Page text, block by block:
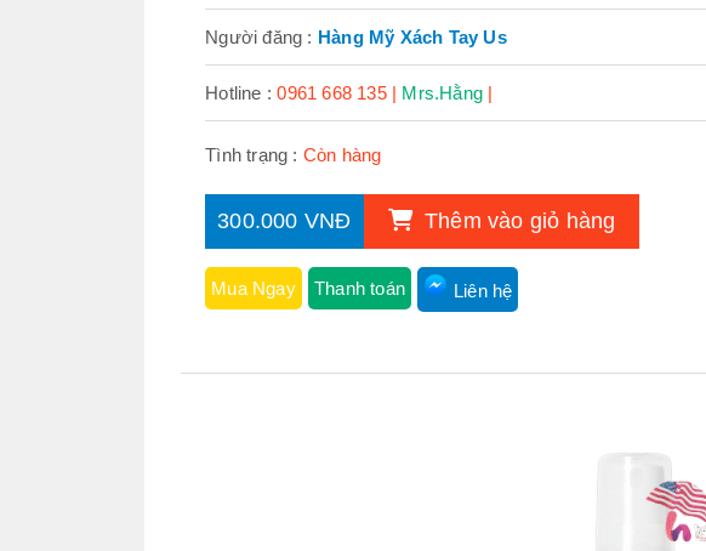
Người đăng : Hàng Mỹ Xách Tay Us
Hotline :0961 668 135 | Mrs.Hằng|
Tình trạng : Còn hàng
300.000 VNĐ Thêm vào giỏ hàng
Mua Ngay Thanh toán Liên hệ